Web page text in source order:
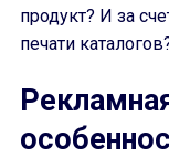
продукт? И за
печати